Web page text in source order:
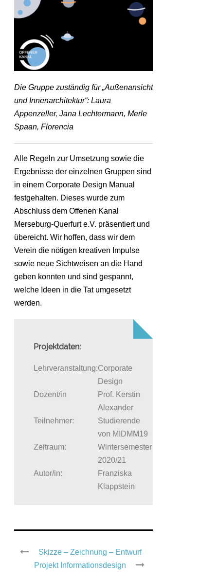
Die Gruppe zuständig für „Außenansicht
und Innenarchitektur“: Laura
Appenzeller, Jana Lechtermann, Merle
Spaan, Florencia
Alle Regeln zur Umsetzung sowie die
Ergebnisse der einzelnen Gruppen sind
in einem Corporate Design Manual
festgehalten. Dieses wurde zum
Abschluss dem Offenen Kanal
Merseburg-Querfurt e.V. präsentiert und
übereicht. Wir hoffen, dass wir dem
Verein die nötigen kreativen Impulse
sowie neue Sichtweisen an die Hand
geben konnten und sind gespannt,
welche Ideen in die Tat umgesetzt
werden.
Projektdaten:
Lehrveranstaltung:Corporate
Design
Dozent/in
Prof. Kerstin
Alexander
Teilnehmer:
Studierende
von MIDMM19
Zeitraum:
Wintersemester
2020/21
Autor/in:
Franziska
Klappstein
Skizze – Zeichnung – Entwurf
Projekt Informationsdesign